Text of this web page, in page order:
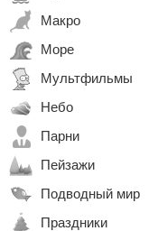
Макро
Море
Мультфильмы
Небо
Парни
Пейзажи
Подводный мир
Праздники